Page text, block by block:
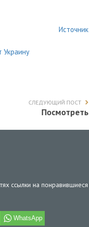
Источник
Украину
СЛЕДУЮЩИЙ ПОСТ
Посмотреть
ссылки на понравившиеся
WhatsApp